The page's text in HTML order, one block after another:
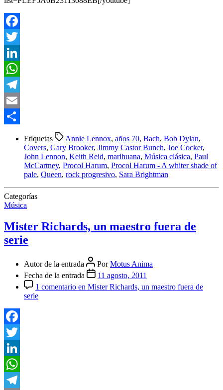
Facebook
Twitter
LinkedIn
WhatsApp
Telegram
Email
Etiquetas Annie Lennox, años 70, Bach, Bob Dylan,
Covers, Gary Brooker, Jimmy Castor Bunch, Joe Cocker,
John Lennon, Keith Reid, marihuana, Música clásica, Paul
McCartney, Procol Harum, Procol Harum - A whiter shade of
pale, Queen, rock progresivo, Sara Brightman
Categorías
Música
Mister Richards, un maestro fuera de
serie
Autor de la entrada PorMotus Anima
Fecha de la entrada
11 agosto, 2011
1 comentario en Mister Richards, un maestro fuera de
serie
Facebook
Twitter
LinkedIn
WhatsApp